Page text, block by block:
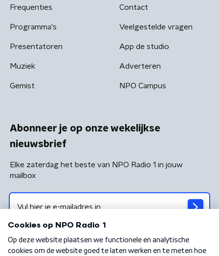
Frequenties
Programma's
Presentatoren
Muziek
Gemist
Contact
Veelgestelde vragen
App de studio
Adverteren
NPO Campus
Abonneer je op onze wekelijkse
nieuwsbrief
Elke zaterdag het beste van NPO Radio 1 in jouw
mailbox